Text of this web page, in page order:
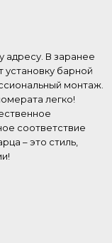
адресу. В заранее
барной
монтаж.
легко!
соответствие
– это стиль,